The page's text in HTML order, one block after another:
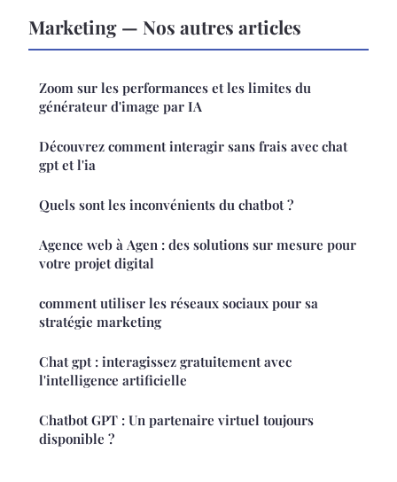
Marketing — Nos autres articles
Zoom sur les performances et les limites du
générateur d'image par IA
Découvrez comment interagir sans frais avec chat
gpt et l'ia
Quels sont les inconvénients du chatbot ?
Agence web à Agen : des solutions sur mesure pour
votre projet digital
comment utiliser les réseaux sociaux pour sa
stratégie marketing
Chat gpt : interagissez gratuitement avec
l'intelligence artificielle
Chatbot GPT : Un partenaire virtuel toujours
disponible ?